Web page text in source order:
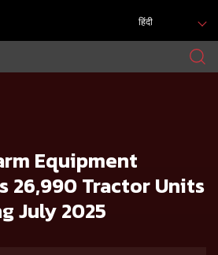
हिंदी
Equipment
26,990 Tractor Units
July 2025